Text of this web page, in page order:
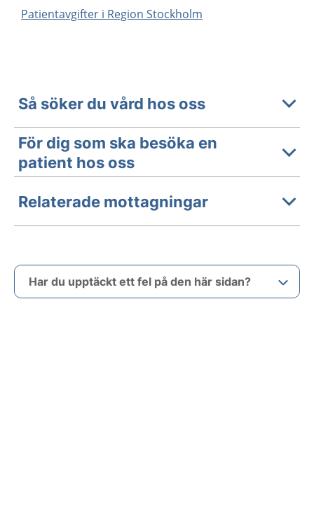
Patientavgifter i Region Stockholm
Så söker du vård hos oss
För dig som ska besöka en
patient hos oss
Relaterade mottagningar
Har du upptäckt ett fel på den här sidan?